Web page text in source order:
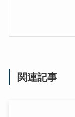
関連記事